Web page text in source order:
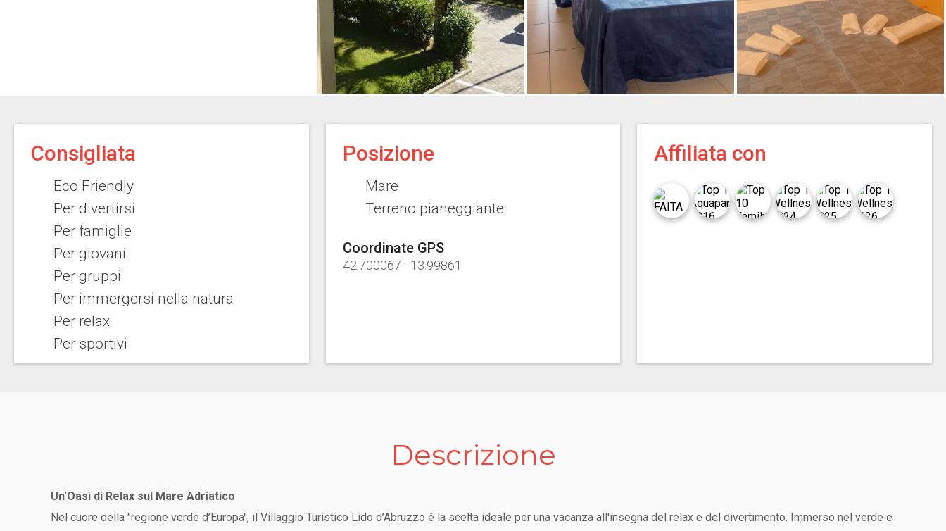
Consigliata
Eco Friendly
Per divertirsi
Per famiglie
Per giovani
Per gruppi
Per immergersi nella natura
Per relax
Per sportivi
Posizione
Mare
Terreno pianeggiante
Coordinate GPS
42.700067 - 13.99861
Affiliata con
Descrizione
Un'Oasi di Relax sul Mare Adriatico
Nel cuore della "regione verde d’Europa", il Villaggio Turistico Lido d’Abruzzo è la scelta ideale per una vacanza all'insegna del relax e del divertimento. Immerso nel verde e